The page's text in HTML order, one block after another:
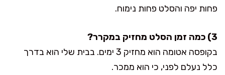
פחות יפה והסלט פחות נימוח.
3) כמה זמן הסלט מחזיק במקרר?
בקופסה אטומה הוא מחזיק 3 ימים. בבית שלי הוא בדרך
כלל נעלם לפני, כי הוא ממכר.